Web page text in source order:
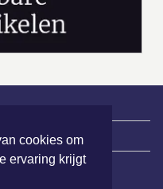
cookies om
ervaring krijgt